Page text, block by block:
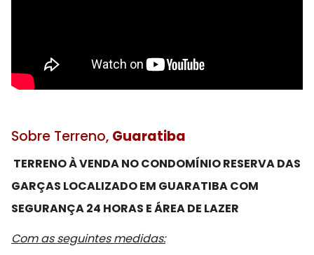
Sobre Terreno, Guaratiba
TERRENO À VENDA NO CONDOMÍNIO RESERVA DAS
GARÇAS LOCALIZADO EM GUARATIBA COM
SEGURANÇA 24 HORAS E ÁREA DE LAZER
Com as seguintes medidas: